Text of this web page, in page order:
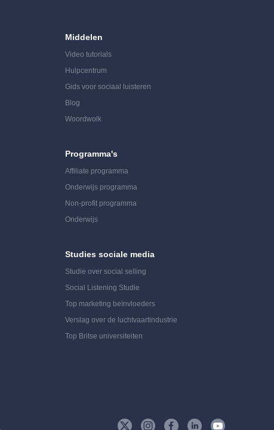
Middelen
Video tutorials
Hulpcentrum
Gids voor sociaal luisteren
Blog
Woordwolk
Programma's
Affiliate programma
Onderwijs programma
Non-profit programma
Onderwijs
Studies sociale media
Studie over social selling
Social Listening Studie
Top marketing beïnvloeders
Verslag over de luchtvaartindustrie
Top Britse universiteiten